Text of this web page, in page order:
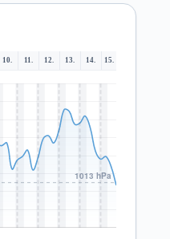
10. 11. 12. 13. 14. 15.